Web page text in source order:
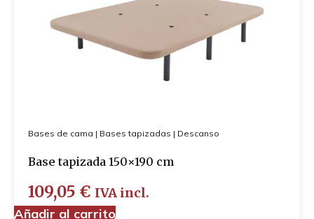
Bases de cama | Bases tapizadas | Descanso
Base tapizada 150×190 cm
109,05 € IVA incl.
Añadir al carrito